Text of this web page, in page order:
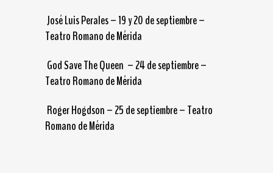
José Luis Perales – 19 y 20 de septiembre –
Teatro Romano de Mérida
God Save The Queen – 24 de septiembre –
Teatro Romano de Mérida
Roger Hogdson – 25 de septiembre – Teatro
Romano de Mérida